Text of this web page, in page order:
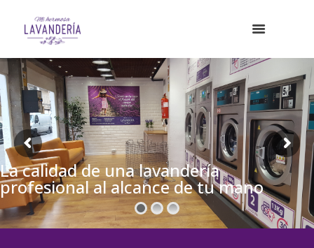
La calidad de una lavandería
profesional al alcance de tu mano